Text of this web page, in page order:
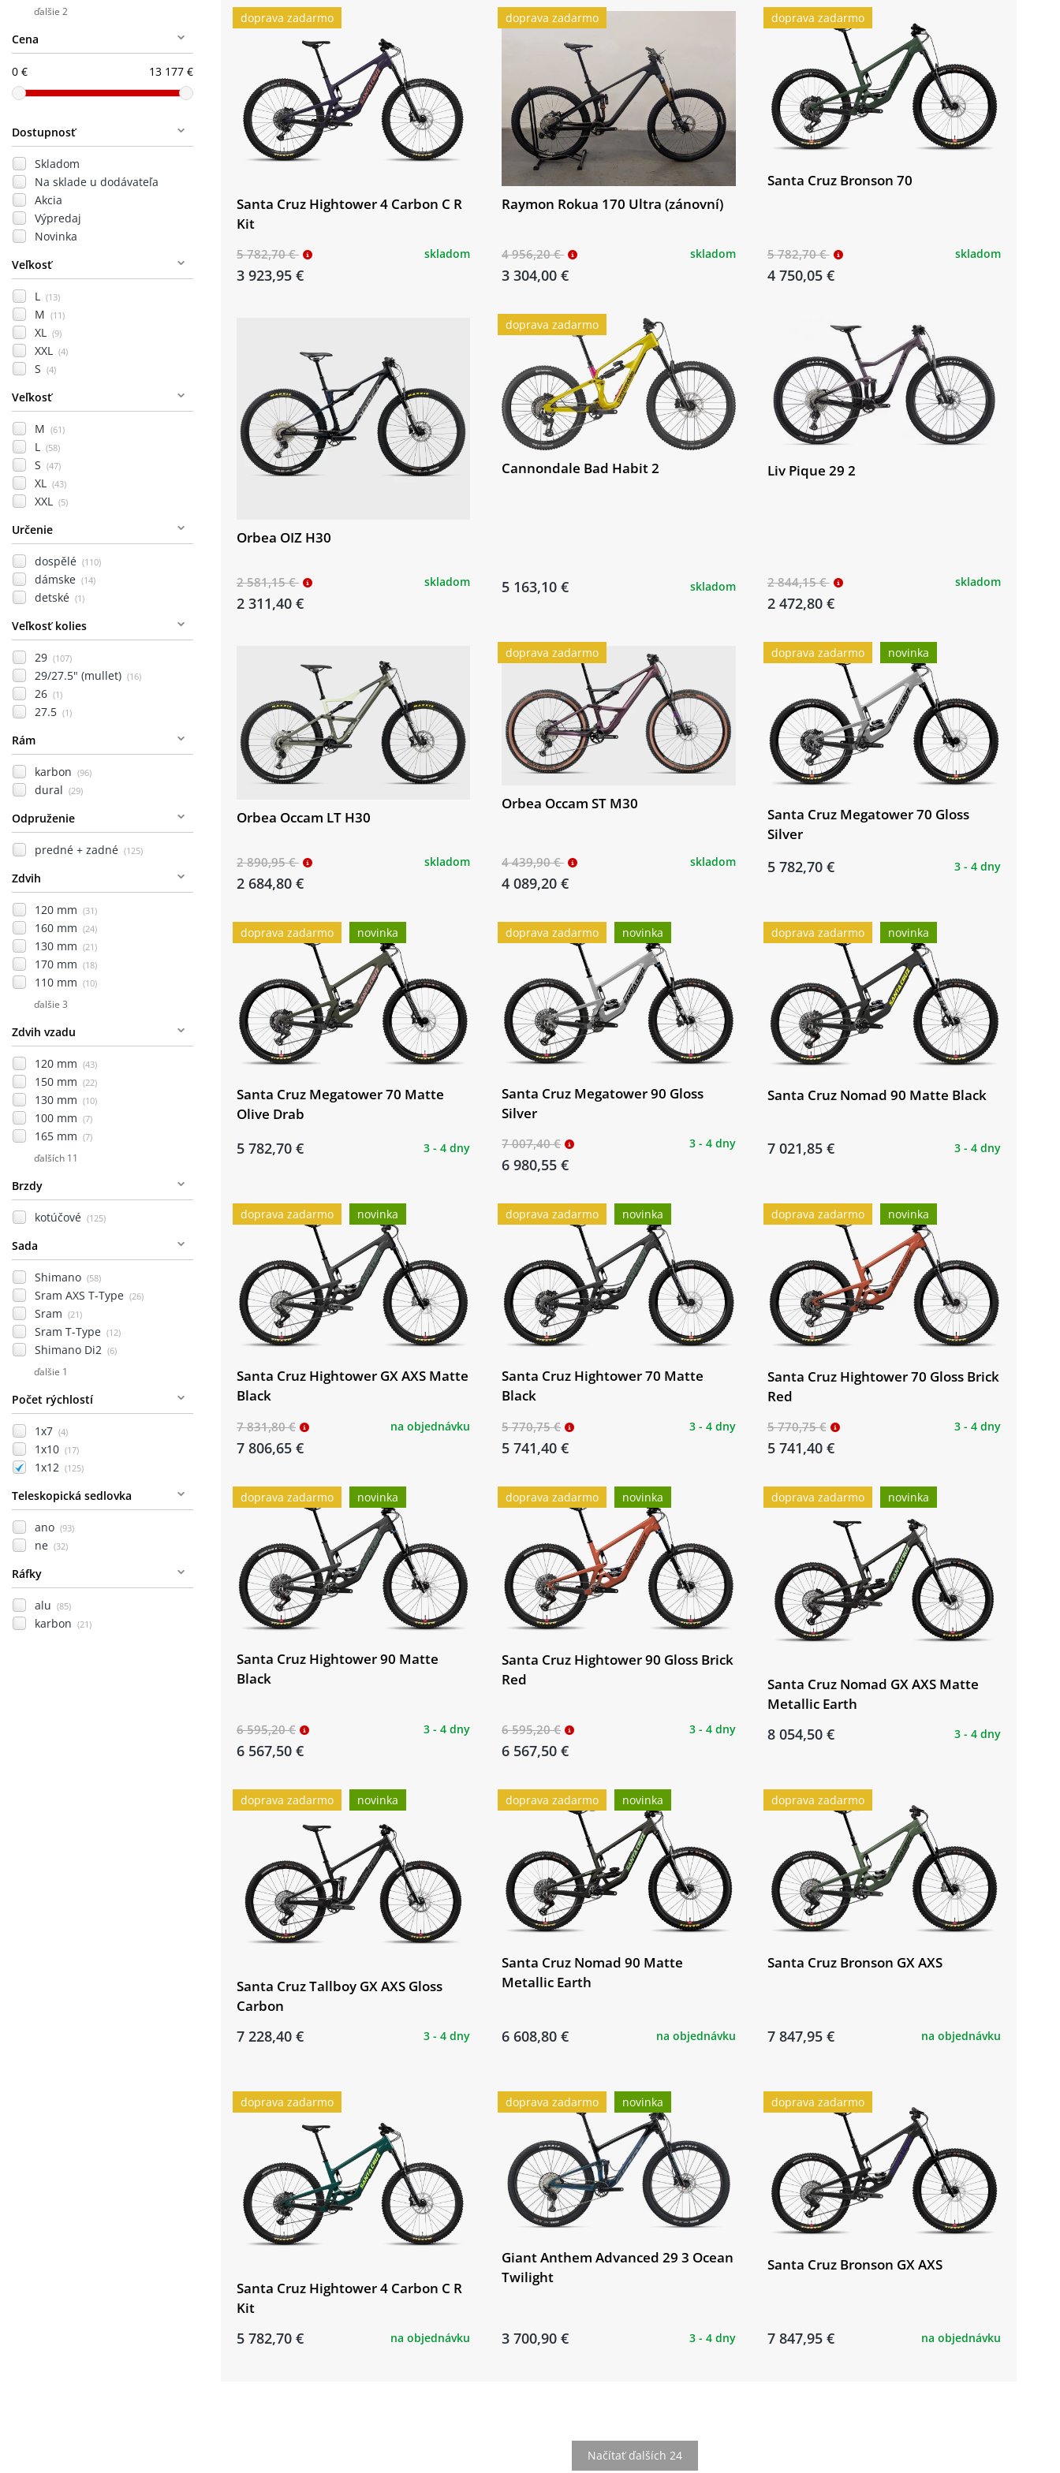
ďalšie 2
Cena
0 € 13 177 €
Dostupnosť
Skladom
Na sklade u dodávateľa
Akcia
Výpredaj
Novinka
Veľkosť
L (13)
M (11)
XL (9)
XXL (4)
S (4)
Veľkosť
M (61)
L (58)
S (47)
XL (43)
XXL (5)
Určenie
dospělé (110)
dámske (14)
detské (1)
Veľkosť kolies
29 (107)
29/27.5" (mullet) (16)
26 (1)
27.5 (1)
Rám
karbon (96)
dural (29)
Odpruženie
predné + zadné (125)
Zdvih
120 mm (31)
160 mm (24)
130 mm (21)
170 mm (18)
110 mm (10)
ďalšie 3
Zdvih vzadu
120 mm (43)
150 mm (22)
130 mm (10)
100 mm (7)
165 mm (7)
ďalších 11
Brzdy
kotúčové (125)
Sada
Shimano (58)
Sram AXS T-Type (26)
Sram (21)
Sram T-Type (12)
Shimano Di2 (6)
ďalšie 1
Počet rýchlostí
1x7 (4)
1x10 (17)
1x12 (125)
Teleskopická sedlovka
ano (93)
ne (32)
Ráfky
alu (85)
karbon (21)
doprava zadarmo
Santa Cruz Hightower 4 Carbon C R
Kit
5 782,70 €
3 923,95 €
skladom
doprava zadarmo
Raymon Rokua 170 Ultra (zánovní)
4 956,20 €
3 304,00 €
skladom
doprava zadarmo
Santa Cruz Bronson 70
5 782,70 €
4 750,05 €
skladom
Orbea OIZ H30
2 581,15 €
2 311,40 €
skladom
doprava zadarmo
Cannondale Bad Habit 2
5 163,10 € skladom
Liv Pique 29 2
2 844,15 €
2 472,80 €
skladom
Orbea Occam LT H30
2 890,95 €
2 684,80 €
skladom
doprava zadarmo
Orbea Occam ST M30
4 439,90 €
4 089,20 €
skladom
doprava zadarmo novinka
Santa Cruz Megatower 70 Gloss
Silver
5 782,70 € 3 - 4 dny
doprava zadarmo novinka
Santa Cruz Megatower 70 Matte
Olive Drab
5 782,70 € 3 - 4 dny
doprava zadarmo novinka
Santa Cruz Megatower 90 Gloss
Silver
7 007,40 €
6 980,55 €
3 - 4 dny
doprava zadarmo novinka
Santa Cruz Nomad 90 Matte Black
7 021,85 € 3 - 4 dny
doprava zadarmo novinka
Santa Cruz Hightower GX AXS Matte
Black
7 831,80 €
7 806,65 €
na objednávku
doprava zadarmo novinka
Santa Cruz Hightower 70 Matte
Black
5 770,75 €
5 741,40 €
3 - 4 dny
doprava zadarmo novinka
Santa Cruz Hightower 70 Gloss Brick
Red
5 770,75 €
5 741,40 €
3 - 4 dny
doprava zadarmo novinka
Santa Cruz Hightower 90 Matte
Black
6 595,20 €
6 567,50 €
3 - 4 dny
doprava zadarmo novinka
Santa Cruz Hightower 90 Gloss Brick
Red
6 595,20 €
6 567,50 €
3 - 4 dny
doprava zadarmo novinka
Santa Cruz Nomad GX AXS Matte
Metallic Earth
8 054,50 € 3 - 4 dny
doprava zadarmo novinka
Santa Cruz Tallboy GX AXS Gloss
Carbon
7 228,40 € 3 - 4 dny
doprava zadarmo novinka
Santa Cruz Nomad 90 Matte
Metallic Earth
6 608,80 € na objednávku
doprava zadarmo
Santa Cruz Bronson GX AXS
7 847,95 € na objednávku
doprava zadarmo
Santa Cruz Hightower 4 Carbon C R
Kit
5 782,70 € na objednávku
doprava zadarmo novinka
Giant Anthem Advanced 29 3 Ocean
Twilight
3 700,90 € 3 - 4 dny
doprava zadarmo
Santa Cruz Bronson GX AXS
7 847,95 € na objednávku
Načítať ďalších 24